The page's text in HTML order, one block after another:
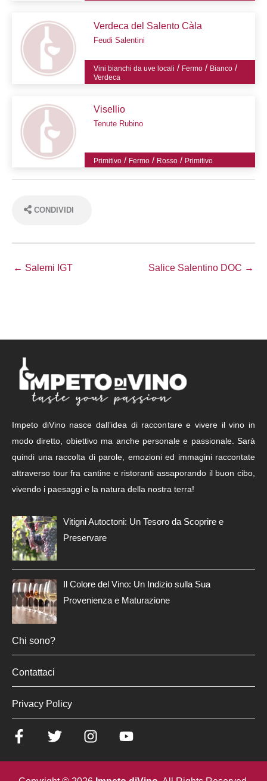
Verdeca del Salento Càla
Feudi Salentini
Vini bianchi da uve locali / Fermo / Bianco /
Verdeca
Visellio
Tenute Rubino
Primitivo / Fermo / Rosso / Primitivo
CONDIVIDI
← Salemi IGT Salice Salentino DOC →
Impeto diVino nasce dall’idea di raccontare e vivere il vino in
modo diretto, obiettivo ma anche personale e passionale. Sarà
quindi una raccolta di parole, emozioni ed immagini raccontate
attraverso tour fra cantine e ristoranti assaporando il buon cibo,
vivendo i paesaggi e la natura della nostra terra!
Vitigni Autoctoni: Un Tesoro da Scoprire e
Preservare
Il Colore del Vino: Un Indizio sulla Sua
Provenienza e Maturazione
Chi sono?
Contattaci
Privacy Policy